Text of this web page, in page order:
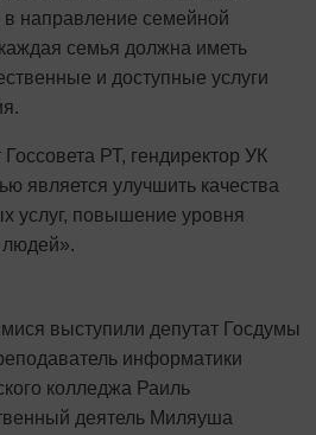
в направление семейной
семья должна иметь
и доступные услуги
РТ, гендиректор УК
является улучшить качества
услуг, повышение уровня
выступили депутат Госдумы
информатики
колледжа Раиль
деятель Миляуша